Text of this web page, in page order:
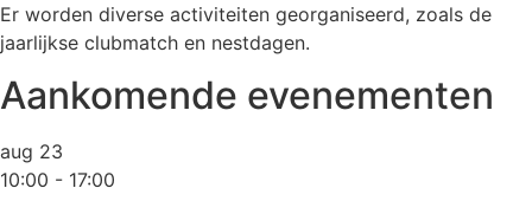
Er worden diverse activiteiten georganiseerd, zoals de
jaarlijkse clubmatch en nestdagen.
Aankomende evenementen
aug 23
10:00 - 17:00